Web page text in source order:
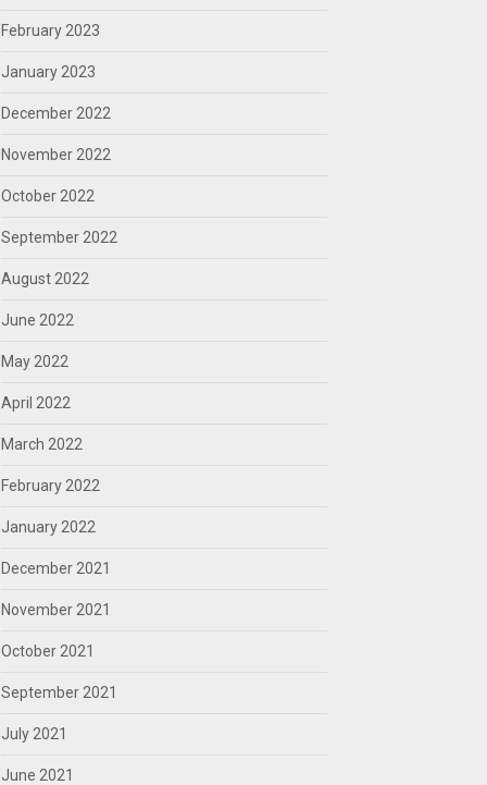
February 2023
January 2023
December 2022
November 2022
October 2022
September 2022
August 2022
June 2022
May 2022
April 2022
March 2022
February 2022
January 2022
December 2021
November 2021
October 2021
September 2021
July 2021
June 2021